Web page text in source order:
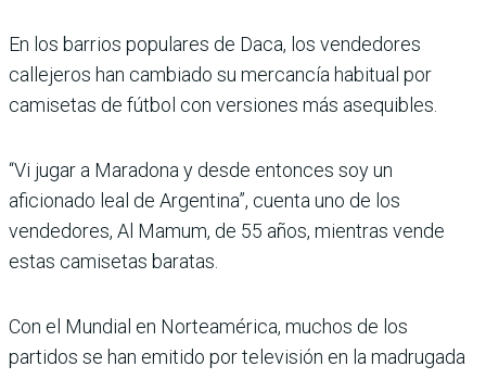
En los barrios populares de Daca, los vendedores
callejeros han cambiado su mercancía habitual por
camisetas de fútbol con versiones más asequibles.
“Vi jugar a Maradona y desde entonces soy un
aficionado leal de Argentina”, cuenta uno de los
vendedores, Al Mamum, de 55 años, mientras vende
estas camisetas baratas.
Con el Mundial en Norteamérica, muchos de los
partidos se han emitido por televisión en la madrugada